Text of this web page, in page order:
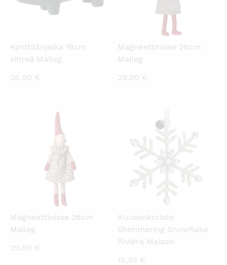
Kynttilänjalka 18cm
vihreä Maileg
26,90 €
Magneettinisse 26cm
Maileg
29,90 €
Magneettinisse 26cm
Maileg
29,90 €
KATSO PIKANÄKYMÄ
Kuusenkoriste
Shimmering Snowflake
Rivièra Maison
16,95 €